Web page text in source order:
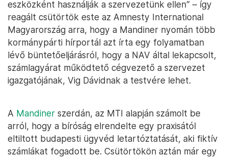
eszközként használják a szervezetünk ellen” – így
reagált csütörtök este az Amnesty International
Magyarország arra, hogy a Mandiner nyomán több
kormánypárti hírportál azt írta egy folyamatban
lévő büntetőeljárásról, hogy a NAV által lekapcsolt,
számlagyárat működtető cégvezető a szervezet
igazgatójának, Vig Dávidnak a testvére lehet.
A Mandiner szerdán, az MTI alapján számolt be
arról, hogy a bíróság elrendelte egy praxisától
eltiltott budapesti ügyvéd letartóztatását, aki fiktív
számlákat fogadott be. Csütörtökön aztán már egy